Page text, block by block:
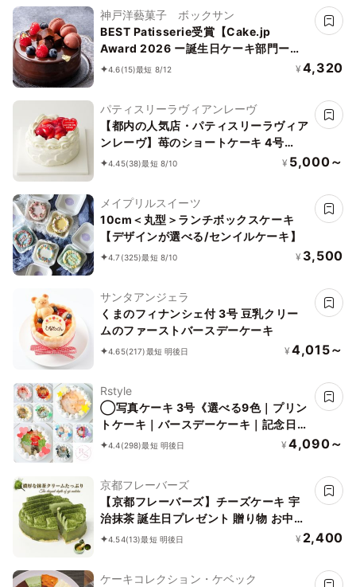
神戸洋藝菓子 ボックサン
BEST Patisserie受賞【Cake.jp
Award 2026 ー誕生日ケーキ部門ー】
【神戸洋藝菓子ボックサン】ショコラ・
4.6(15)最短 8/12 ¥ 4,320
パティスリーラヴィアンレーヴ
【都内の人気店・パティスリーラヴィア
ンレーヴ】苺のショートケーキ 4号
12cm
4.45(38)最短 8/10 ¥ 5,000～
メイプリルスイーツ
10cm＜丸型＞ランチボックスケーキ
【デザインが選べる/センイルケーキ】
4.7 (325)最短 8/10 ¥ 3,500
サンタアンジェラ
くまのフィナンシェ付 3号 豆乳クリー
ムのファーストバースデーケーキ
4.65(217)最短 明後日 ¥ 4,015～
Rstyle
◯写真ケーキ 3号《選べる9色｜プリン
トケーキ｜バースデーケーキ｜記念日な
どのお祝いに♪》
4.4(298)最短 明後日 ¥ 4,090～
京都フレーバーズ
【京都フレーバーズ】チーズケーキ 宇
治抹茶 誕生日プレゼント 贈り物 お中元
2026
4.54(13)最短 明後日 ¥ 2,400
ケーキコレクション・ケベック